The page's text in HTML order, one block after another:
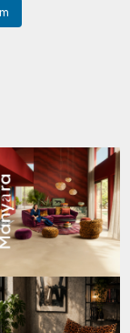
Manyara. Inspiriert von
der Weite Afrikas....
59 2
A bold statement. A
quiet retreat.
Mit unserem...